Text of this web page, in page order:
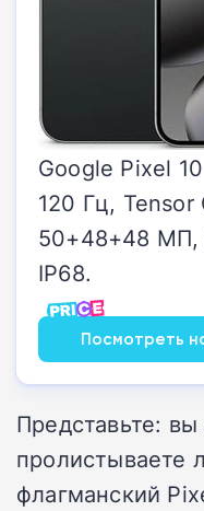
Google Pixel
120 Гц,
50+48+48 МП,
IP68.
Посмотреть
Представьте:
пролистываете
флагманский